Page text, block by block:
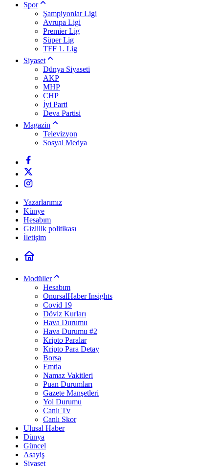
Spor
Şampiyonlar Ligi
Avrupa Ligi
Premier Lig
Süper Lig
TFF 1. Lig
Siyaset
Dünya Siyaseti
AKP
MHP
CHP
İyi Parti
Deva Partisi
Magazin
Televizyon
Sosyal Medya
Yazarlarımız
Künye
Hesabım
Gizlilik politikası
İletişim
Modüller
Hesabım
OnursalHaber Insights
Covid 19
Döviz Kurları
Hava Durumu
Hava Durumu #2
Kripto Paralar
Kripto Para Detay
Borsa
Emtia
Namaz Vakitleri
Puan Durumları
Gazete Manşetleri
Yol Durumu
Canlı Tv
Canlı Skor
Ulusal Haber
Dünya
Güncel
Asayiş
Siyaset